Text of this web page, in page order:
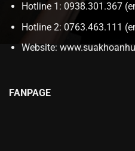
Hotline 1: 0938.301.367
Hotline 2: 0763.463.111
Website:
FANPAGE